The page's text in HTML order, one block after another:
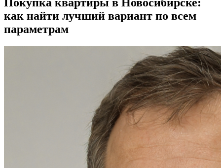
как найти лучший вариант по всем
параметрам